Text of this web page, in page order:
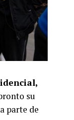
su
parte de